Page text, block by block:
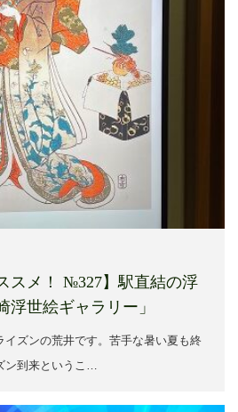
スメ！ №327】駅直結の浮
浮世絵ギャラリー」
イズンの荒井です。苦手な暑い夏も終
ン到来というこ…